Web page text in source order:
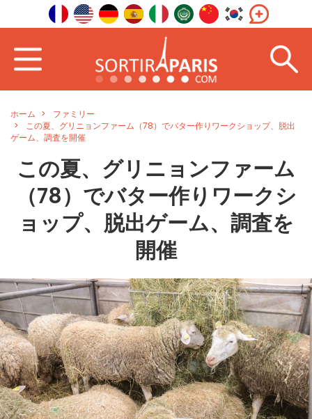
ホーム
ファミリー
この夏、グリニョンファーム（78）でバター作りワークショップ、脱出
ゲーム、調査を開催
この夏、グリニョンファーム
（78）でバター作りワークシ
ョップ、脱出ゲーム、調査を
開催